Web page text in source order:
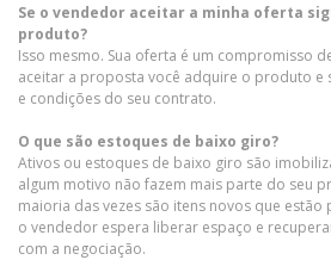
Se o vendedor aceitar a minha oferta
produto?
Isso mesmo. Sua oferta é um compromisso
aceitar a proposta você adquire o produto e
e condições do seu contrato.
O que são estoques de baixo giro?
Ativos ou estoques de baixo giro são
algum motivo não fazem mais parte do seu
maioria das vezes são itens novos que
o vendedor espera liberar espaço e
com a negociação.